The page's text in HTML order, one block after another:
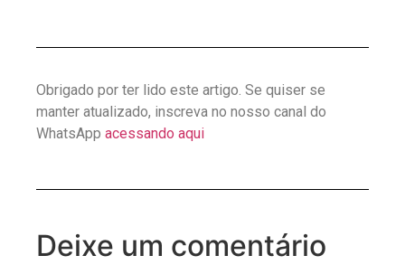
Obrigado por ter lido este artigo. Se quiser se
manter atualizado, inscreva no nosso canal do
WhatsApp acessando aqui
Deixe um comentário